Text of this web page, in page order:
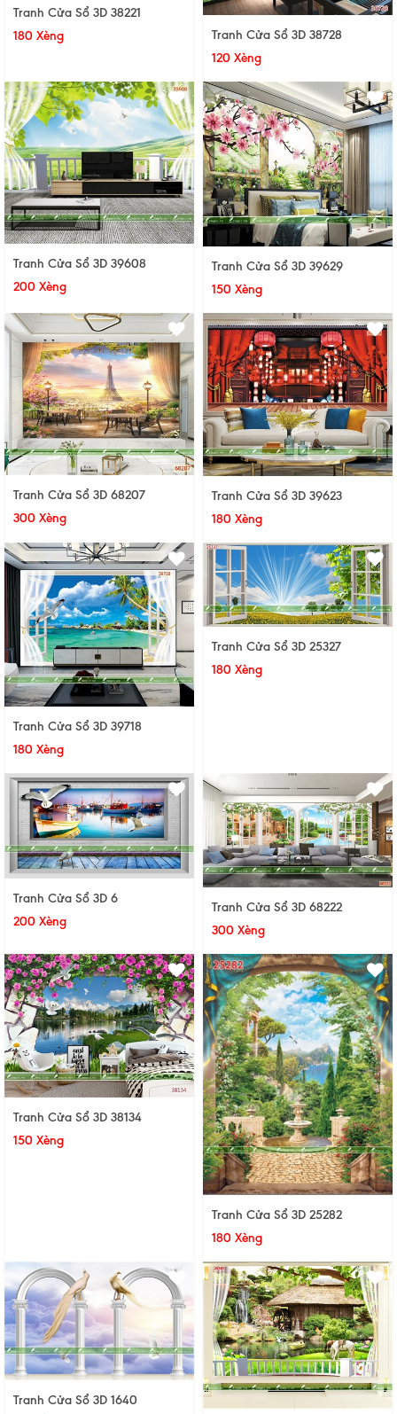
Tranh Cửa Sổ 3D 38221
180 Xèng
Tranh Cửa Sổ 3D 38728
120 Xèng
Tranh Cửa Sổ 3D 39608
200 Xèng
Tranh Cửa Sổ 3D 39629
150 Xèng
Tranh Cửa Sổ 3D 68207
300 Xèng
Tranh Cửa Sổ 3D 39623
180 Xèng
Tranh Cửa Sổ 3D 39718
180 Xèng
Tranh Cửa Sổ 3D 25327
180 Xèng
Tranh Cửa Sổ 3D 6
200 Xèng
Tranh Cửa Sổ 3D 68222
300 Xèng
Tranh Cửa Sổ 3D 38134
150 Xèng
Tranh Cửa Sổ 3D 25282
180 Xèng
Tranh Cửa Sổ 3D 1640